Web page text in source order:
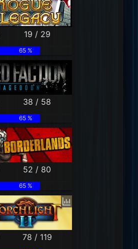
19 / 29
65 %
38 / 58
65 %
52 / 80
65 %
78 / 119